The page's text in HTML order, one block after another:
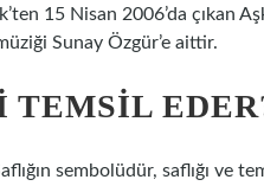
15 Nisan 2006’da çıkan
Sunay Özgür’e aittir.
TEMSIL
sembolüdür, saflığı ve